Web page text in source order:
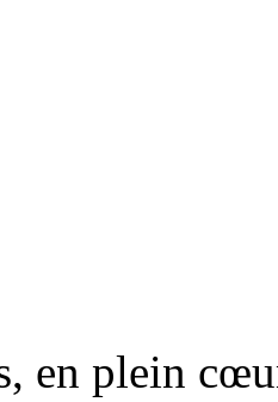
en plein